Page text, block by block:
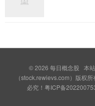
© 2026 每日概念股 本
（stock.rewievs.com）版权
必究！粤ICP备